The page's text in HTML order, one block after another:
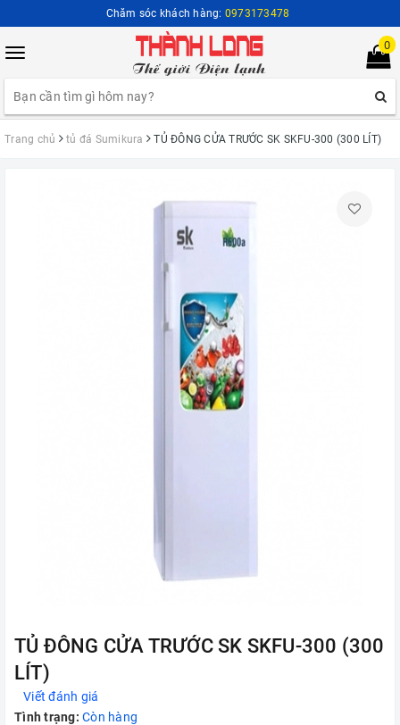
Chăm sóc khách hàng: 0973173478
Toggle
0
Trang chủ tủ đá Sumikura TỦ ĐÔNG CỬA TRƯỚC SK SKFU-300 (300 LÍT)
TỦ ĐÔNG CỬA TRƯỚC SK SKFU-300 (300
LÍT)
Viết đánh giá
Tình trạng: Còn hàng